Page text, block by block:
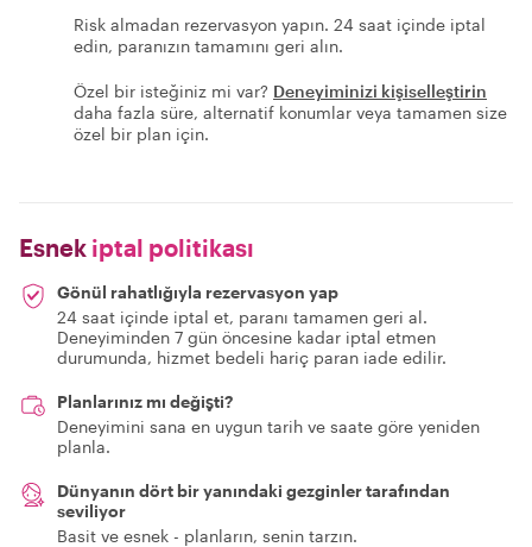
Risk almadan rezervasyon yapın. 24 saat içinde iptal
edin, paranızın tamamını geri alın.
Özel bir isteğiniz mi var? Deneyiminizi kişiselleştirin
daha fazla süre, alternatif konumlar veya tamamen size
özel bir plan için.
Esnek iptal politikası
Gönül rahatlığıyla rezervasyon yap
24 saat içinde iptal et, paranı tamamen geri al.
Deneyiminden 7 gün öncesine kadar iptal etmen
durumunda, hizmet bedeli hariç paran iade edilir.
Planlarınız mı değişti?
Deneyimini sana en uygun tarih ve saate göre yeniden
planla.
Dünyanın dört bir yanındaki gezginler tarafından
seviliyor
Basit ve esnek - planların, senin tarzın.